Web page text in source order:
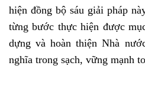
hiện đồng bộ sáu giải pháp
từng bước thực hiện được
dựng và hoàn thiện Nhà
nghĩa trong sạch, vững mạnh